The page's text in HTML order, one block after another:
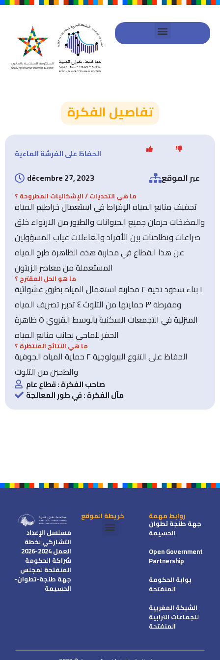
تفاصيل الفكرة
الحفاظ على الفرشة الماءية
عبر الموقع décembre 27, 2023
ما هي التحديات / الإشكاليات المطروحة ؟
تجفيف منابع المياه الإفراط في استعمال خراطيم المياه
والمضخات حرمان جميع الحيوانات والطيور من الارتواء خلق
صراعات وتطاحنات بين الأفراد والعاءلات غياب المسؤولين
عن هذا القطاع في محاربة هذه الظاهرة طرح المياه
المستعملة من معاصر الزيتون
ما هو الحل المقترح ؟
١ بناء سدود تحية ٢ محاربة استعمال المياه بطرق عشوائية
ومفرطة ٣ حمايتها من التلوث ٤ تدبير تصريف المياه
المنزلية في التجمعات السكنية بالوسط القروي ٥ ظاهرة
الحفر للماحي بجانب منابع المياه
ما هي النتائج المنتظرة ؟
الحفاظ على التنوع البيولوجية ٢ حماية المياه الجوفية
والطحين من التلوث
صاحب الفكرة : قطاع عام
مآل الفكرة : في طور المعالجة
روابط مهمة
جهة طنجة تطوان
الحسيمة
Open Government
Partnership
بوابة الحكومة
المنفتحة
الشبكة المغربية
للجماعات الترابية
المنفتحة
خريطة الموقع
مسلسل الإعداد
التشاركي لخطة
العمل 2024-2026
شراكة الحكومة
المنفتحة لمجلس
جهة طنجة-تطوان-
الحسيمة